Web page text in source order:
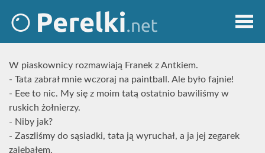
W piaskownicy rozmawiają Franek z Antkiem.
- Tata zabrał mnie wczoraj na paintball. Ale było fajnie!
- Eee to nic. My się z moim tatą ostatnio bawiliśmy w
ruskich żołnierzy.
- Niby jak?
- Zaszliśmy do sąsiadki, tata ją wyruchał, a ja jej zegarek
zajebałem.